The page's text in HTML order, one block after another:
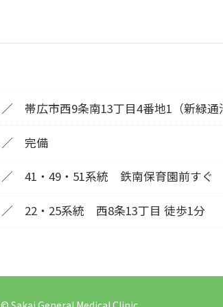
帯広市西9条南13丁目4番地1（新緑通
完備
41・49・51系統 鉄南保育園前すぐ
22・25系統 西8条13丁目 徒歩1分